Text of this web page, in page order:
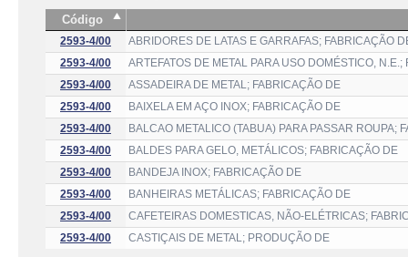
Código
2593-4/00
ABRIDORES DE LATAS E GARRAFAS; FABRICAÇÃO
2593-4/00
ARTEFATOS DE METAL PARA USO DOMÉSTICO, N.E.;
2593-4/00
ASSADEIRA DE METAL; FABRICAÇÃO DE
2593-4/00
BAIXELA EM AÇO INOX; FABRICAÇÃO DE
2593-4/00
BALCAO METALICO (TABUA) PARA PASSAR ROUPA;
2593-4/00
BALDES PARA GELO, METÁLICOS; FABRICAÇÃO DE
2593-4/00
BANDEJA INOX; FABRICAÇÃO DE
2593-4/00
BANHEIRAS METÁLICAS; FABRICAÇÃO DE
2593-4/00
CAFETEIRAS DOMESTICAS, NÃO-ELÉTRICAS;
2593-4/00
CASTIÇAIS DE METAL; PRODUÇÃO DE